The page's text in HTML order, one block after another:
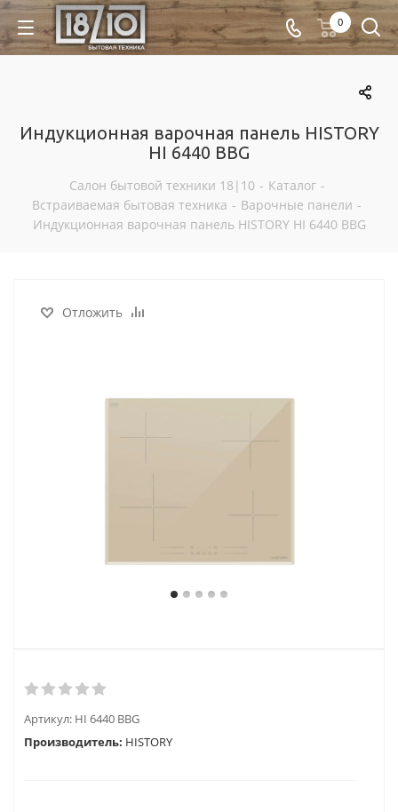
0
Индукционная варочная панель HISTORY
HI 6440 BBG
Салон бытовой техники 18|10 - Каталог -
Встраиваемая бытовая техника - Варочные панели -
Индукционная варочная панель HISTORY HI 6440 BBG
Отложить
Артикул: HI 6440 BBG
Производитель: HISTORY